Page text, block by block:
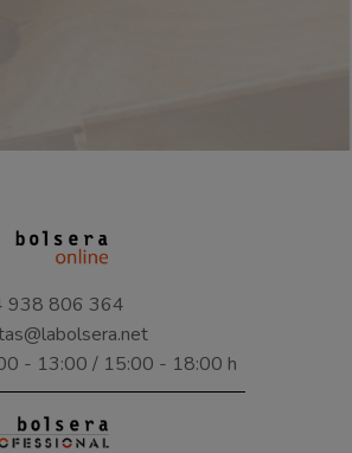
938 806 364
- 13:00 / 15:00 - 18:00 h